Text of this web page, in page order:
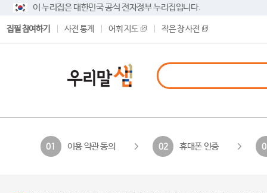
이 누리집은 대한민국 공식 전자정부 누리집입니다.
집필 참여하기 사전 통계 어휘 지도 작은 창 사전
01 이용 약관 동의 02 휴대폰 인증